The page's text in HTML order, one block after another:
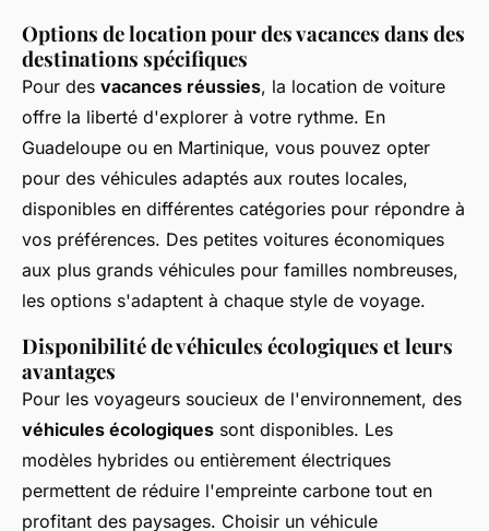
Options de location pour des vacances dans des
destinations spécifiques
Pour des vacances réussies, la location de voiture
offre la liberté d'explorer à votre rythme. En
Guadeloupe ou en Martinique, vous pouvez opter
pour des véhicules adaptés aux routes locales,
disponibles en différentes catégories pour répondre à
vos préférences. Des petites voitures économiques
aux plus grands véhicules pour familles nombreuses,
les options s'adaptent à chaque style de voyage.
Disponibilité de véhicules écologiques et leurs
avantages
Pour les voyageurs soucieux de l'environnement, des
véhicules écologiques sont disponibles. Les
modèles hybrides ou entièrement électriques
permettent de réduire l'empreinte carbone tout en
profitant des paysages. Choisir un véhicule